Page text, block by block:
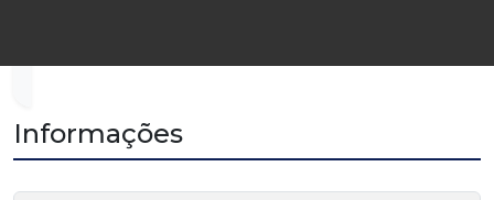
Informações